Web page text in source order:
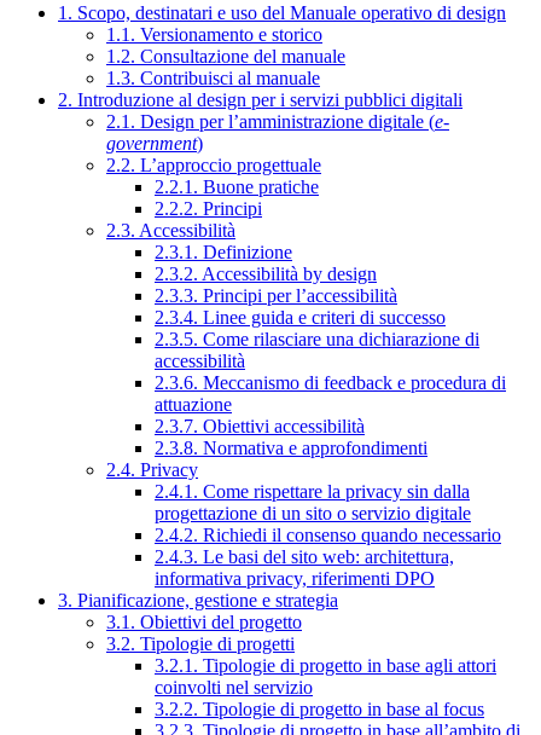
1. Scopo, destinatari e uso del Manuale operativo di design
1.1. Versionamento e storico
1.2. Consultazione del manuale
1.3. Contribuisci al manuale
2. Introduzione al design per i servizi pubblici digitali
2.1. Design per l’amministrazione digitale (e-
government)
2.2. L’approccio progettuale
2.2.1. Buone pratiche
2.2.2. Principi
2.3. Accessibilità
2.3.1. Definizione
2.3.2. Accessibilità by design
2.3.3. Principi per l’accessibilità
2.3.4. Linee guida e criteri di successo
2.3.5. Come rilasciare una dichiarazione di
accessibilità
2.3.6. Meccanismo di feedback e procedura di
attuazione
2.3.7. Obiettivi accessibilità
2.3.8. Normativa e approfondimenti
2.4. Privacy
2.4.1. Come rispettare la privacy sin dalla
progettazione di un sito o servizio digitale
2.4.2. Richiedi il consenso quando necessario
2.4.3. Le basi del sito web: architettura,
informativa privacy, riferimenti DPO
3. Pianificazione, gestione e strategia
3.1. Obiettivi del progetto
3.2. Tipologie di progetti
3.2.1. Tipologie di progetto in base agli attori
coinvolti nel servizio
3.2.2. Tipologie di progetto in base al focus
3.2.3. Tipologie di progetto in base all’ambito di